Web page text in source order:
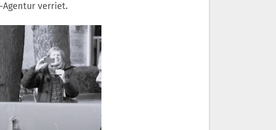
Agentur verriet.